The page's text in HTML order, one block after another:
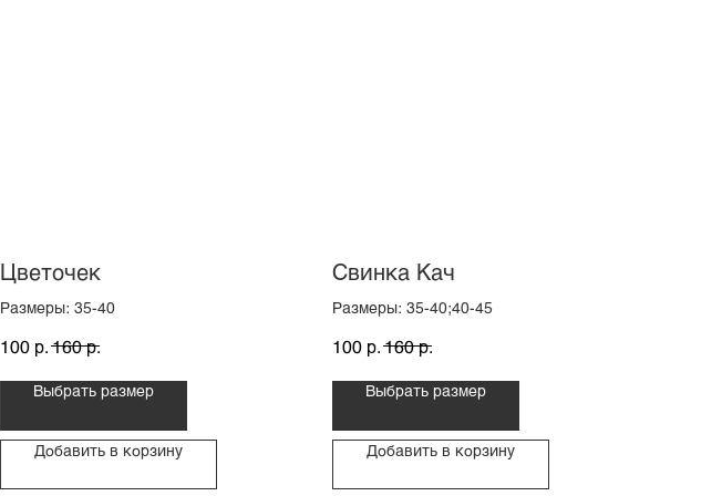
Цветочек
Размеры: 35-40
100 р. 160 р.
Выбрать размер
Добавить в корзину
Свинка Кач
Размеры: 35-40;40-45
100 р. 160 р.
Выбрать размер
Добавить в корзину